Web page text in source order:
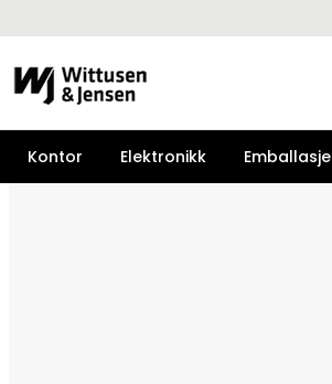
Kontor Elektronikk Emballasje